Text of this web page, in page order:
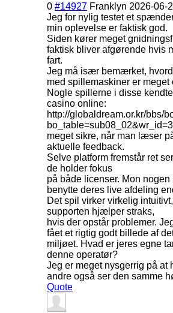
0 #14927 Franklyn 2026-06-
Jeg for nylig testet et
min oplevelse er faktisk god.
Siden kører meget
faktisk bliver afgørende hvis
fart.
Jeg må især bemærket,
med spillemaskiner er meget
Nogle spillerne i disse
casino online:
http://globaldream.or.kr/bbs/
meget sikre, når man læser
aktuelle feedback.
Selve platform fremstår ret
de holder fokus
på både licenser. Mon nogen
benytte deres live afdeling
Det spil virker virkelig
supporten hjælper straks,
hvis der opstår problemer.
fået et rigtig godt billede af
miljøet. Hvad er jeres egne
denne operatør?
Jeg er meget nysgerrig på at
andre også ser den samme
Quote